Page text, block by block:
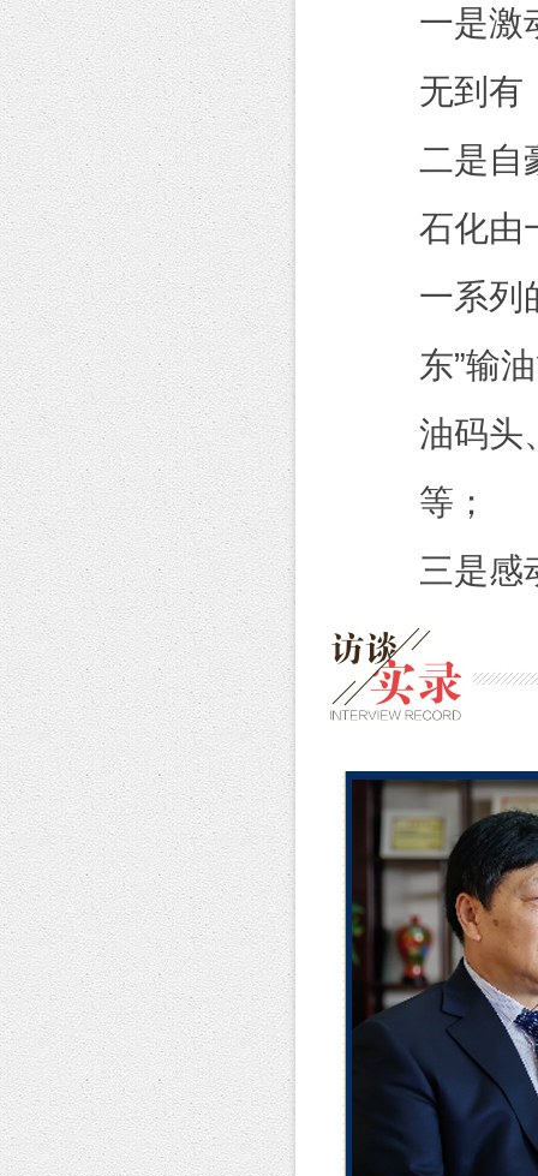
一是激
无到有
二是自
石化由
一系列
东”输
油码头
等；
三是感
政策的
业的原
血液。
提供优
由此提
四是憧
我们
500”